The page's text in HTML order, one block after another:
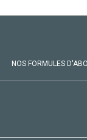
NOS FORMULES